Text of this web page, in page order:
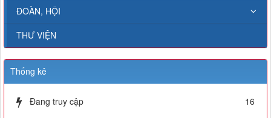
ĐOÀN, HỘI
THƯ VIỆN
Thống kê
Đang truy cập
16